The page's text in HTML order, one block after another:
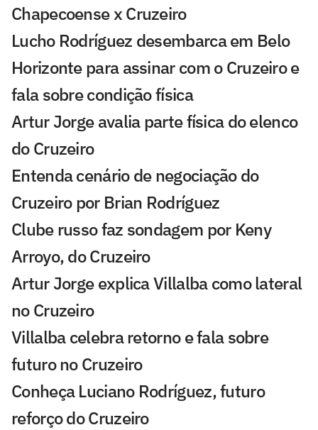
Chapecoense x Cruzeiro
Lucho Rodríguez desembarca em Belo
Horizonte para assinar com o Cruzeiro e
fala sobre condição física
Artur Jorge avalia parte física do elenco
do Cruzeiro
Entenda cenário de negociação do
Cruzeiro por Brian Rodríguez
Clube russo faz sondagem por Keny
Arroyo, do Cruzeiro
Artur Jorge explica Villalba como lateral
no Cruzeiro
Villalba celebra retorno e fala sobre
futuro no Cruzeiro
Conheça Luciano Rodríguez, futuro
reforço do Cruzeiro